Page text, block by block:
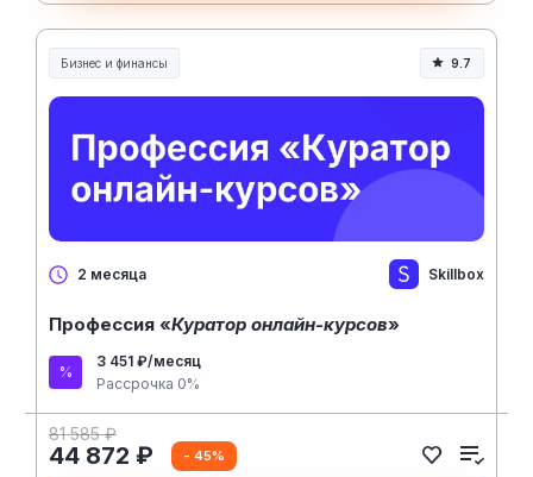
Бизнес и финансы 9.7
2 месяца Skillbox
Профессия «Куратор онлайн-курсов»
3 451 ₽/месяц
Рассрочка 0%
81 585 ₽
44 872 ₽ - 45%